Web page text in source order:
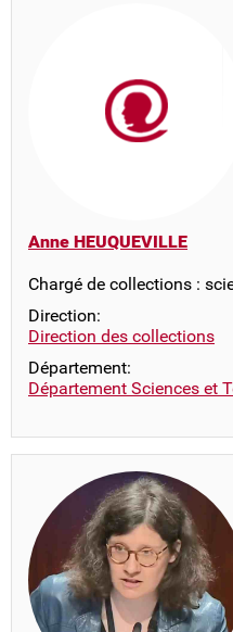
Anne HEUQUEVILLE
Chargé de collections :
Direction:
Direction des collections
Département:
Département Sciences et